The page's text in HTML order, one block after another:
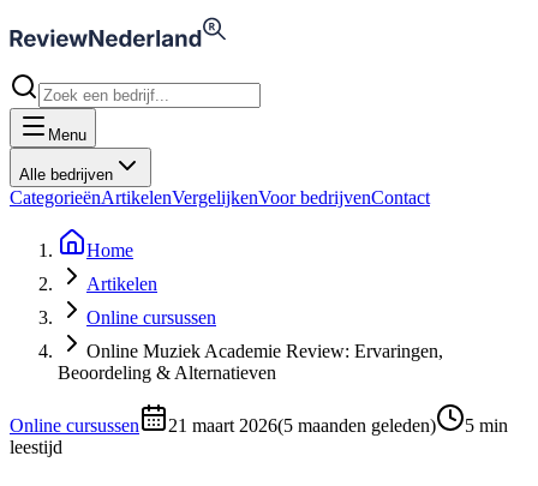
Menu
Alle bedrijven
CategorieënArtikelenVergelijkenVoor bedrijvenContact
Home
Artikelen
Online cursussen
Online Muziek Academie Review: Ervaringen,
Beoordeling & Alternatieven
Online cursussen 21 maart 2026(5 maanden geleden) 5 min
leestijd